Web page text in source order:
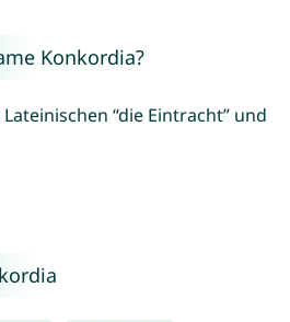
Konkordia?
“die Eintracht” und